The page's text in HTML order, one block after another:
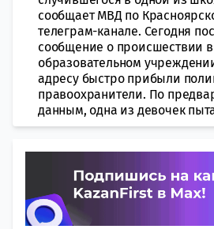
сообщает МВД по
телеграм-канале. Сегодня
сообщение о происшествии в
образовательном
адресу быстро прибыли
правоохранители. По
данным, одна из девочек